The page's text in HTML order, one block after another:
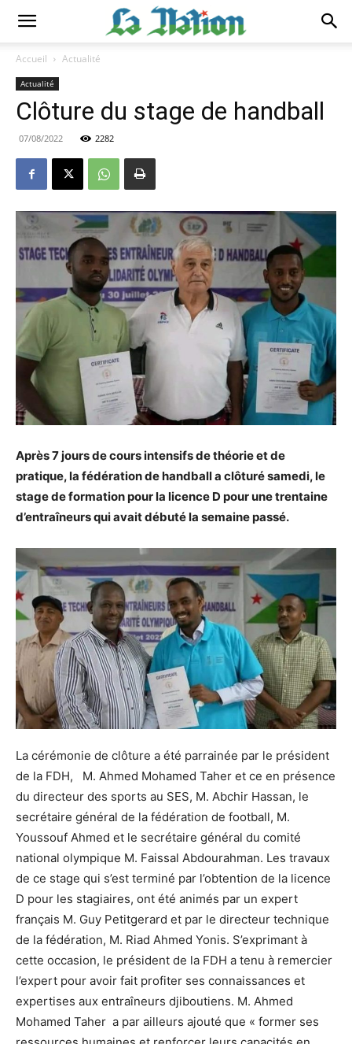
Accueil Actualité
Actualité
Clôture du stage de handball
07/08/2022 2282
Après 7 jours de cours intensifs de théorie et de
pratique, la fédération de handball a clôturé samedi, le
stage de formation pour la licence D pour une trentaine
d’entraîneurs qui avait débuté la semaine passé.
La cérémonie de clôture a été parrainée par le président
de la FDH, M. Ahmed Mohamed Taher et ce en présence
du directeur des sports au SES, M. Abchir Hassan, le
secrétaire général de la fédération de football, M.
Youssouf Ahmed et le secrétaire général du comité
national olympique M. Faissal Abdourahman. Les travaux
de ce stage qui s’est terminé par l’obtention de la licence
D pour les stagiaires, ont été animés par un expert
français M. Guy Petitgerard et par le directeur technique
de la fédération, M. Riad Ahmed Yonis. S’exprimant à
cette occasion, le président de la FDH a tenu à remercier
l’expert pour avoir fait profiter ses connaissances et
expertises aux entraîneurs djiboutiens. M. Ahmed
Mohamed Taher a par ailleurs ajouté que « former ses